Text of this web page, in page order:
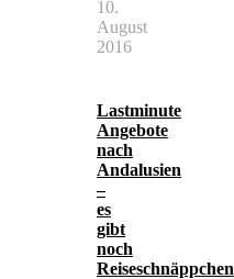
10.
August
2016
Lastminute
Angebote
nach
Andalusien
–
es
gibt
noch
Reiseschnäppchen